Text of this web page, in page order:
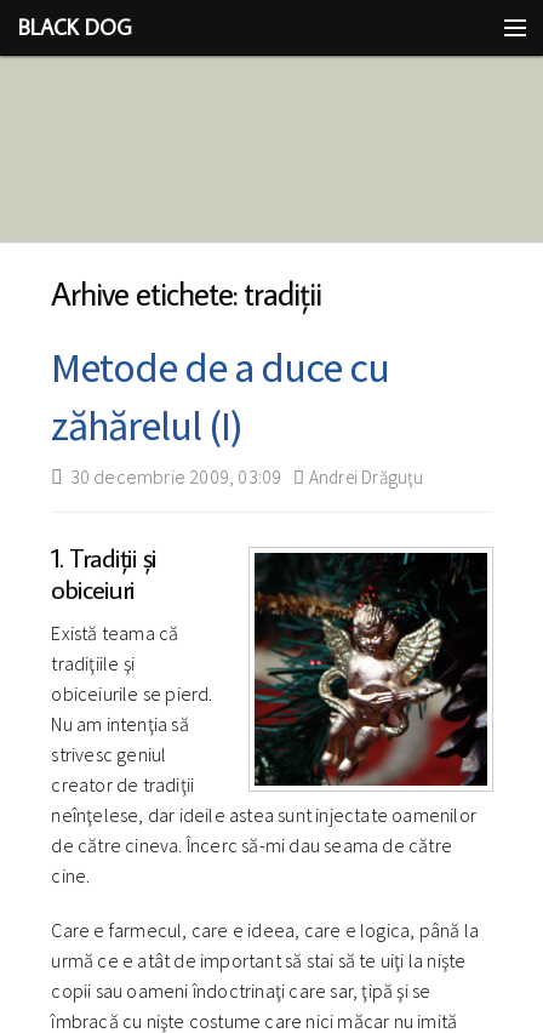
BLACK DOG
Arhive etichete: tradiţii
Metode de a duce cu
zăhărelul (I)
30 decembrie 2009, 03:09 Andrei Drăguţu
1. Tradiţii şi
obiceiuri
Există teama că
tradiţiile şi
obiceiurile se pierd.
Nu am intenţia să
strivesc geniul
creator de tradiţii
neînţelese, dar ideile astea sunt injectate oamenilor
de către cineva. Încerc să-mi dau seama de către
cine.
Care e farmecul, care e ideea, care e logica, până la
urmă ce e atât de important să stai să te uiţi la nişte
copii sau oameni îndoctrinaţi care sar, ţipă şi se
îmbracă cu nişte costume care nici măcar nu imită